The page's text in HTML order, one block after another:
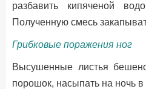
разбавить кипяченой
Полученную смесь
Грибковые поражения ног
Высушенные листья
порошок, насыпать на ночь в